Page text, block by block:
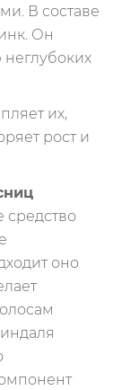
В составе
Он
их,
рост и
оно